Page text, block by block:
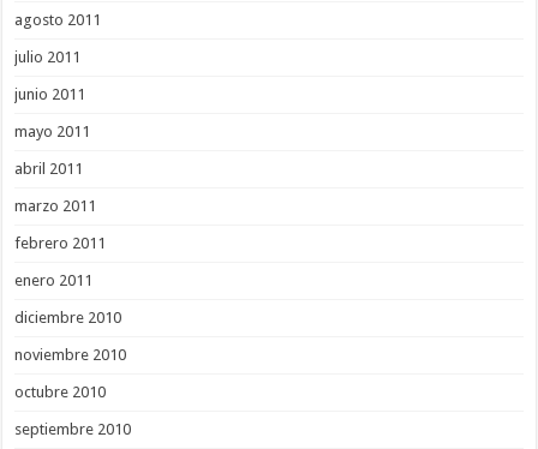
agosto 2011
julio 2011
junio 2011
mayo 2011
abril 2011
marzo 2011
febrero 2011
enero 2011
diciembre 2010
noviembre 2010
octubre 2010
septiembre 2010